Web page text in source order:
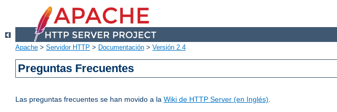
Apache > Servidor HTTP > Documentación > Versión 2.4
Preguntas Frecuentes
Las preguntas frecuentes se han movido a la Wiki de HTTP Server (en Inglés).